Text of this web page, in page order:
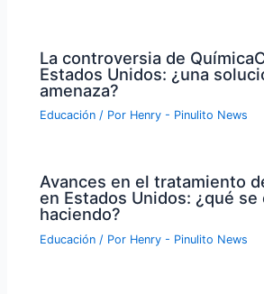
La controversia de
Estados Unidos: ¿una
amenaza?
Educación / Por Henry - Pinulito News
Avances en el tratamiento
en Estados Unidos: ¿qué se
haciendo?
Educación / Por Henry - Pinulito News